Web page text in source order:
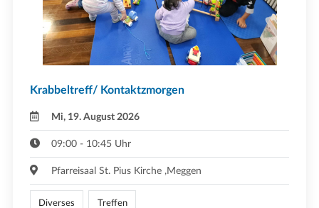
Krabbeltreff/ Kontaktzmorgen
Mi, 19. August 2026
09:00 - 10:45 Uhr
Pfarreisaal St. Pius Kirche ,Meggen
Diverses Treffen